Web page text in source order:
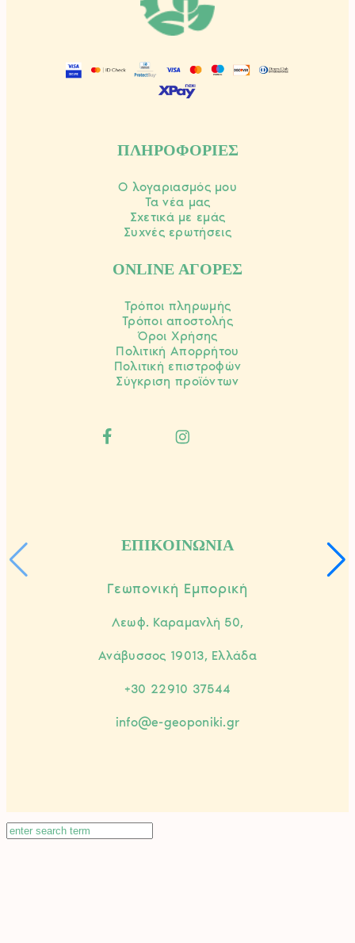
ΠΛΗΡΟΦΟΡΙΕΣ
Ο λογαριασμός μου
Τα νέα μας
Σχετικά με εμάς
Συχνές ερωτήσεις
ONLINE ΑΓΟΡΕΣ
Τρόποι πληρωμής
Τρόποι αποστολής
Όροι Χρήσης
Πολιτική Απορρήτου
Πολιτική επιστροφών
Σύγκριση προϊόντων
ΕΠΙΚΟΙΝΩΝΙΑ
Γεωπονική Εμπορική
Λεωφ. Καραμανλή 50,
Ανάβυσσος 19013, Ελλάδα
+30 22910 37544
info@e-geoponiki.gr